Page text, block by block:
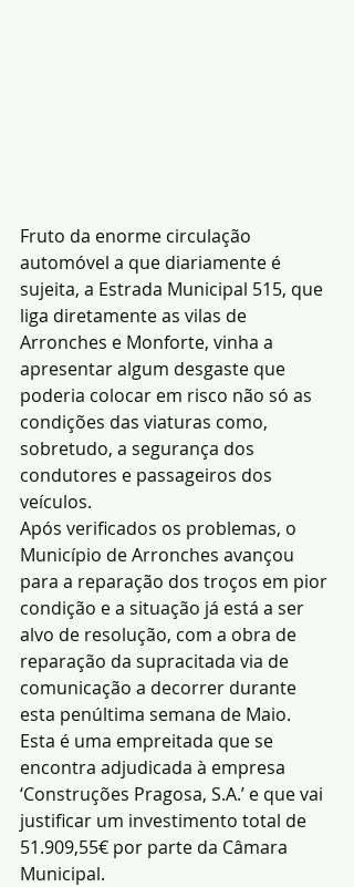
Fruto da enorme circulação
automóvel a que diariamente é
sujeita, a Estrada Municipal 515, que
liga diretamente as vilas de
Arronches e Monforte, vinha a
apresentar algum desgaste que
poderia colocar em risco não só as
condições das viaturas como,
sobretudo, a segurança dos
condutores e passageiros dos
veículos.
Após verificados os problemas, o
Município de Arronches avançou
para a reparação dos troços em pior
condição e a situação já está a ser
alvo de resolução, com a obra de
reparação da supracitada via de
comunicação a decorrer durante
esta penúltima semana de Maio.
Esta é uma empreitada que se
encontra adjudicada à empresa
‘Construções Pragosa, S.A.’ e que vai
justificar um investimento total de
51.909,55€ por parte da Câmara
Municipal.